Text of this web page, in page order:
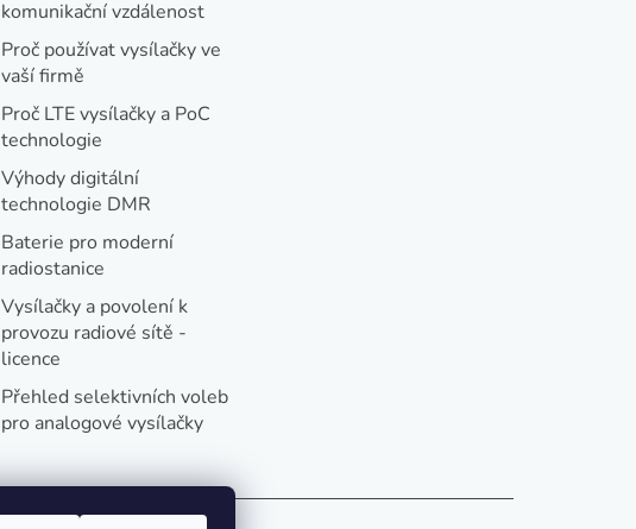
v
ý
p
i
s
u
komunikační vzdálenost
Proč používat vysílačky ve
vaší firmě
Proč LTE vysílačky a PoC
technologie
Výhody digitální
technologie DMR
Baterie pro moderní
radiostanice
Vysílačky a povolení k
provozu radiové sítě -
licence
Přehled selektivních voleb
pro analogové vysílačky